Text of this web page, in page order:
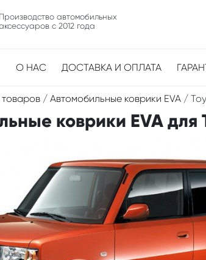
Производство автомобильных
с 2012 года
О НАС ДОСТАВКА И ОПЛАТА
товаров / Автомобильные коврики EVA /
коврики EVA